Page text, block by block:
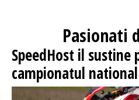
Pasionati
SpeedHost il sustine
campionatul